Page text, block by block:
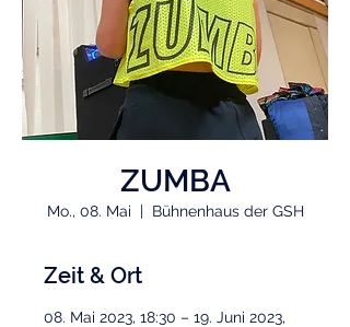
ZUMBA
Mo., 08. Mai
  |
Bühnenhaus der GSH
Zeit & Ort
08. Mai 2023, 18:30 – 19. Juni 2023,